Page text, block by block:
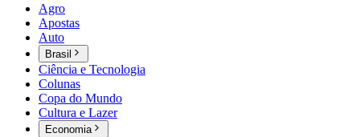
Agro
Apostas
Auto
Brasil
Ciência e Tecnologia
Colunas
Copa do Mundo
Cultura e Lazer
Economia